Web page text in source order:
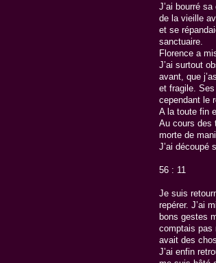
J’ai bourré
de la vieille
et se
sanctuaire.
Florence a
J’ai surtout
avant, que
et fragile. Ses
cependant le
A la toute fin
Au cours des
morte de
J’ai découpé
56 : 11
Je suis
repérer. J’ai
bons gestes
comptais pas
avait des
J’ai enfin